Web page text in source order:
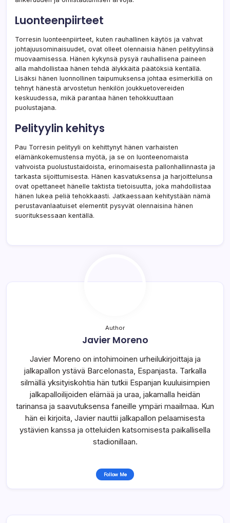
Luonteenpiirteet
Torresin luonteenpiirteet, kuten rauhallinen käytös ja vahvat
johtajuusominaisuudet, ovat olleet olennaisia hänen pelityylinsä
muovaamisessa. Hänen kykynsä pysyä rauhallisena paineen
alla mahdollistaa hänen tehdä älykkäitä päätöksiä kentällä.
Lisäksi hänen luonnollinen taipumuksensa johtaa esimerkillä on
tehnyt hänestä arvostetun henkilön joukkuetovereiden
keskuudessa, mikä parantaa hänen tehokkuuttaan
puolustajana.
Pelityylin kehitys
Pau Torresin pelityyli on kehittynyt hänen varhaisten
elämänkokemustensa myötä, ja se on luonteenomaista
vahvoista puolustustaidoista, erinomaisesta pallonhallinnasta ja
tarkasta sijoittumisesta. Hänen kasvatuksensa ja harjoittelunsa
ovat opettaneet hänelle taktista tietoisuutta, joka mahdollistaa
hänen lukea peliä tehokkaasti. Jatkaessaan kehitystään nämä
perustavanlaatuiset elementit pysyvät olennaisina hänen
suorituksessaan kentällä.
Author
Javier Moreno
Javier Moreno on intohimoinen urheilukirjoittaja ja
jalkapallon ystävä Barcelonasta, Espanjasta. Tarkalla
silmällä yksityiskohtia hän tutkii Espanjan kuuluisimpien
jalkapalloilijoiden elämää ja uraa, jakamalla heidän
tarinansa ja saavutuksensa faneille ympäri maailmaa. Kun
hän ei kirjoita, Javier nauttii jalkapallon pelaamisesta
ystävien kanssa ja otteluiden katsomisesta paikallisella
stadionillaan.
Follow Me